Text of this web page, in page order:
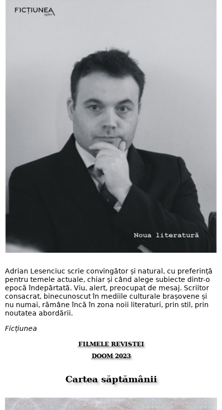
Adrian Lesenciuc scrie convingător și natural, cu preferință
pentru temele actuale, chiar și când alege subiecte dintr-o
epocă îndepărtată. Viu, alert, preocupat de mesaj. Scriitor
consacrat, binecunoscut în mediile culturale brașovene și
nu numai, rămâne încă în zona noii literaturi, prin stil, prin
noutatea abordării.
Ficțiunea
FILMELE REVISTEI
DOOM 2023
Cartea săptămânii